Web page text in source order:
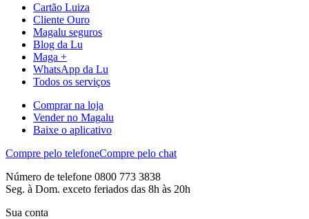
Cartão Luiza
Cliente Ouro
Magalu seguros
Blog da Lu
Maga +
WhatsApp da Lu
Todos os serviços
Comprar na loja
Vender no Magalu
Baixe o aplicativo
Compre pelo telefoneCompre pelo chat
Número de telefone 0800 773 3838
Seg. à Dom. exceto feriados das 8h às 20h
Sua conta